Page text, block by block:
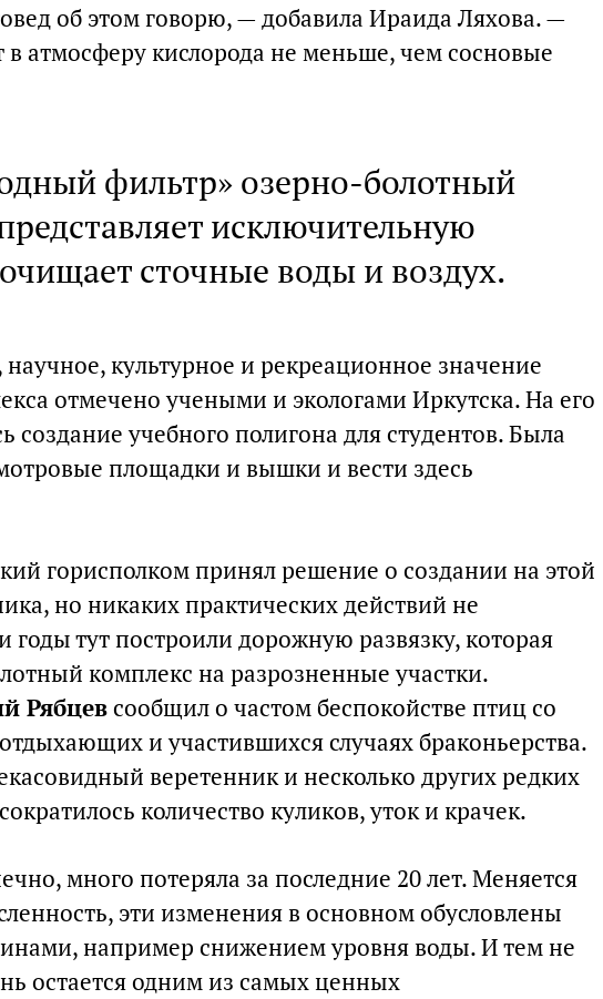
об этом говорю, — добавила Ираида Ляхова. —
в атмосферу кислорода не меньше, чем сосновые
фильтр» озерно-болотный
исключительную
сточные воды и воздух.
культурное и рекреационное значение
отмечено учеными и экологами Иркутска. На его
создание учебного полигона для студентов. Была
площадки и вышки и вести здесь
горисполком принял решение о создании на этой
но никаких практических действий не
годы тут построили дорожную развязку, которая
комплекс на разрозненные участки.
Рябцевсообщил о частом беспокойстве птиц со
и участившихся случаях браконьерства.
веретенник и несколько других редких
количество куликов, уток и крачек.
много потеряла за последние 20 лет. Меняется
эти изменения в основном обусловлены
например снижением уровня воды. И тем не
остается одним из самых ценных